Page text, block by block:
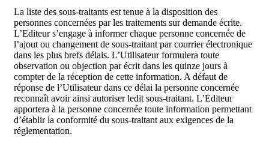
La liste des sous-traitants est tenue à la disposition des
personnes concernées par les traitements sur demande écrite.
L’Editeur s’engage à informer chaque personne concernée de
l’ajout ou changement de sous-traitant par courrier électronique
dans les plus brefs délais. L’Utilisateur formulera toute
observation ou objection par écrit dans les quinze jours à
compter de la réception de cette information. A défaut de
réponse de l’Utilisateur dans ce délai la personne concernée
reconnaît avoir ainsi autoriser ledit sous-traitant. L’Editeur
apportera à la personne concernée toute information permettant
d’établir la conformité du sous-traitant aux exigences de la
réglementation.